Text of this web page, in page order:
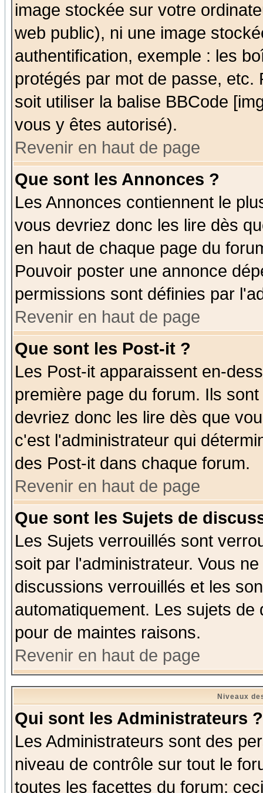
image stockée sur votre
web public), ni une image
authentification, exemple : les
protégés par mot de passe,
soit utiliser la balise BBCode
vous y êtes autorisé).
Revenir en haut de page
Que sont les Annonces ?
Les Annonces contiennent le
vous devriez donc les lire dès
en haut de chaque page du
Pouvoir poster une annonce
permissions sont définies par
Revenir en haut de page
Que sont les Post-it ?
Les Post-it apparaissent en-
première page du forum. Ils
devriez donc les lire dès que
c'est l'administrateur qui
des Post-it dans chaque forum.
Revenir en haut de page
Que sont les Sujets de
Les Sujets verrouillés sont
soit par l'administrateur. Vous
discussions verrouillés et les
automatiquement. Les sujets
pour de maintes raisons.
Revenir en haut de page
Niveaux
Qui sont les Administrateurs ?
Les Administrateurs sont des
niveau de contrôle sur tout le
toutes les facettes du forum;